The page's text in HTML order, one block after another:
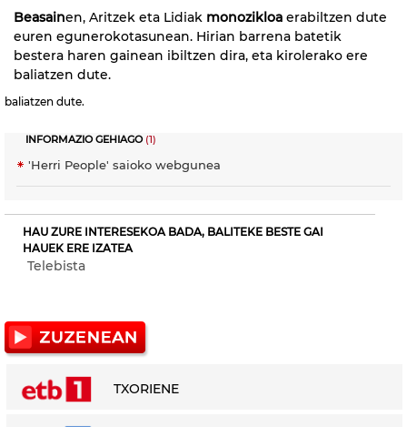
Beasainen, Aritzek eta Lidiak monozikloa erabiltzen dute
euren egunerokotasunean. Hirian barrena batetik
bestera haren gainean ibiltzen dira, eta kirolerako ere
baliatzen dute.
baliatzen dute.
INFORMAZIO GEHIAGO(1)
'Herri People' saioko webgunea
HAU ZURE INTERESEKOA BADA, BALITEKE BESTE GAI
HAUEK ERE IZATEA
Telebista
TXORIENE